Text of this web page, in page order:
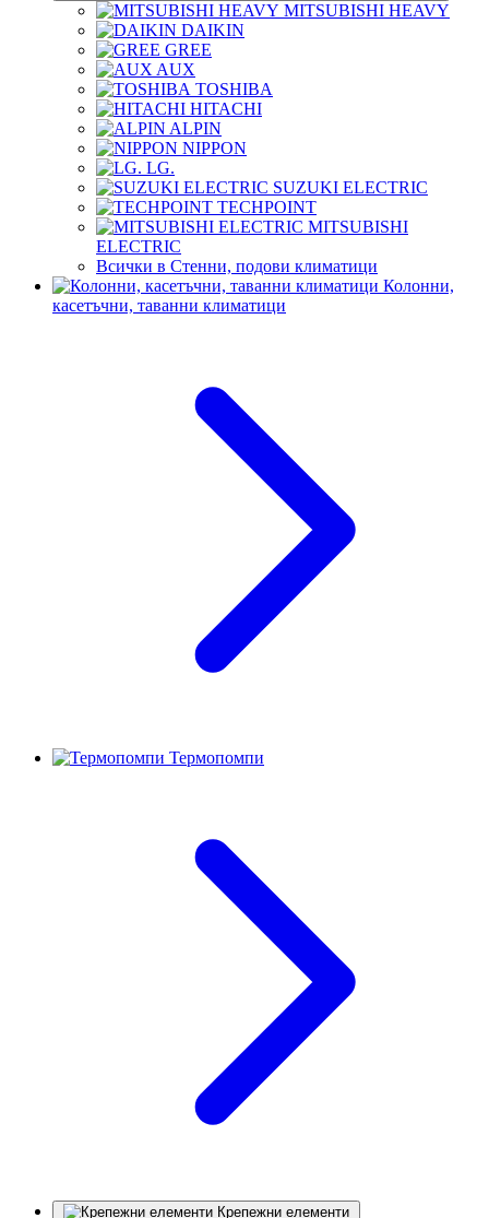
MITSUBISHI HEAVY
DAIKIN
GREE
AUX
TOSHIBA
HITACHI
ALPIN
NIPPON
LG.
SUZUKI ELECTRIC
TECHPOINT
MITSUBISHI
ELECTRIC
Всички в Стенни, подови климатици
Колонни,
касетъчни, таванни климатици
Термопомпи
Крепежни елементи